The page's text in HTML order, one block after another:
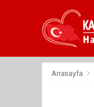
Anasayfa